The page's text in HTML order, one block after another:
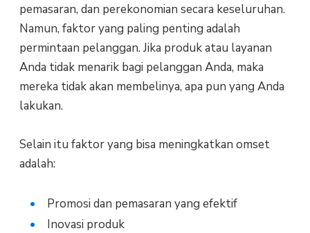
pemasaran, dan perekonomian secara keseluruhan.
Namun, faktor yang paling penting adalah
permintaan pelanggan. Jika produk atau layanan
Anda tidak menarik bagi pelanggan Anda, maka
mereka tidak akan membelinya, apa pun yang Anda
lakukan.
Selain itu faktor yang bisa meningkatkan omset
adalah:
Promosi dan pemasaran yang efektif
Inovasi produk